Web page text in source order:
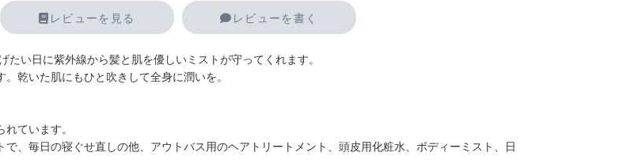
レビューを見る レビューを書く
い日に紫外線から髪と肌を優しいミストが守ってくれます。
乾いた肌にもひと吹きして全身に潤いを。
ています。
、毎日の寝ぐせ直しの他、アウトバス用のヘアトリートメント、頭皮用化粧水、ボディーミスト、日